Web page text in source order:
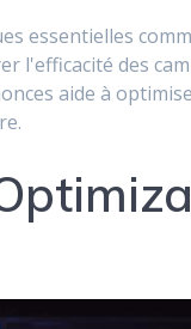
essentielles
l'efficacité des
aide à